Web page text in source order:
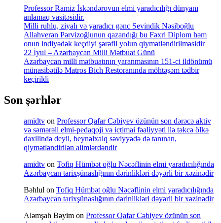
Professor Ramiz İskəndərovun elmi yaradıcılığı dünyanı
anlamaq vasitəsidir.
Milli ruhlu, ziyalı və yaradıcı gənc Sevindik Nəsiboğlu
Allahverən Pərvizoğlunun qazandığı bu Fəxri Diplom həm
onun indiyədək keçdiyi şərəfli yolun qiymətləndirilməsidir
22 İyul – Azərbaycan Milli Mətbuat Günü
Azərbaycan milli mətbuatının yaranmasının 151-ci ildönümü
münasibətilə Matros Bich Restoranında möhtəşəm tədbir
keçirildi
Son şərhlər
amidtv on Professor Qafar Cəbiyev özünün son dərəcə aktiv
və səmərəli elmi-pedaqoji və ictimai fəaliyyəti ilə təkcə ölkə
daxilində deyil, beynəlxalq səviyyədə də tanınan,
qiymətləndirilən alimlərdəndir
amidtv on Tofiq Hümbət oğlu Nəcəflinin elmi yaradıcılığında
Azərbaycan tarixşünaslığının dərinlikləri dəyərli bir xəzinədir
Bəhlul on Tofiq Hümbət oğlu Nəcəflinin elmi yaradıcılığında
Azərbaycan tarixşünaslığının dərinlikləri dəyərli bir xəzinədir
Aləmşah Bəyim on Professor Qafar Cəbiyev özünün son